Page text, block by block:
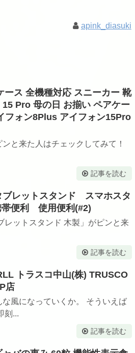
apink_diasuki
ス 全機種対応 スニーカー 靴
Pro 母の日 お揃い ペアケー
フォン8Plus アイフォン15Pro
と来た人はチェックしてみて！
記事を読む
ブレットスタンド スマホスタ
便利 使用便利(#2)
レットスタンド 木製」がピンと来
記事を読む
トラスコ中山(株) TRUSCO
店
風になっていくか。 そういえば
刻...
記事を読む